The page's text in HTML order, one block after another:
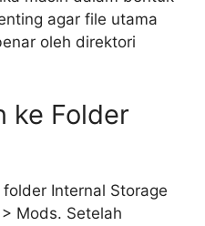
agar file utama
oleh direktori
ke Folder
Internal Storage
Mods. Setelah